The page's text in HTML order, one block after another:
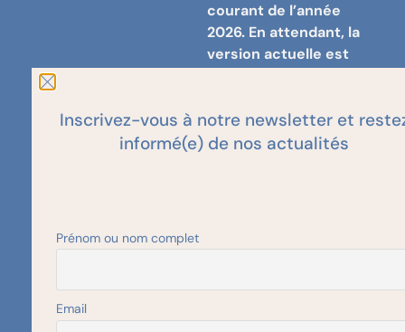
courant de l’année
2026. En attendant, la
version actuelle est
de couvrir les frais
postaux). La version
Inscrivez-vous à notre newsletter et
informé(e) de nos actualités
Prénom ou nom complet
Email